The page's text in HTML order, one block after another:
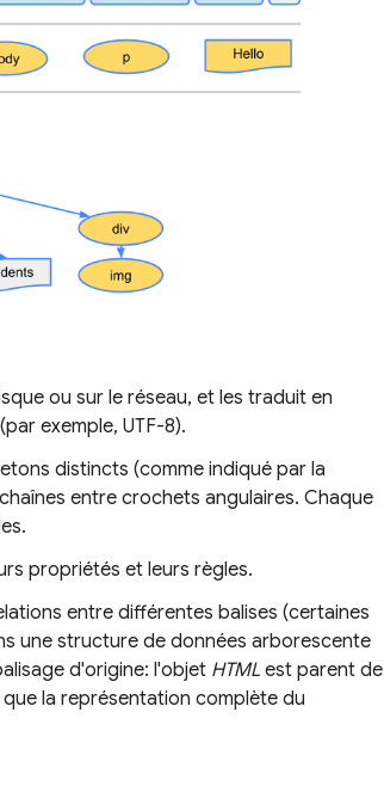
ou sur le réseau, et les traduit en
exemple, UTF-8).
distincts (comme indiqué par la
entre crochets angulaires. Chaque
propriétés et leurs règles.
entre différentes balises (certaines
une structure de données arborescente
d'origine: l'objet HTML est parent de
que la représentation complète du